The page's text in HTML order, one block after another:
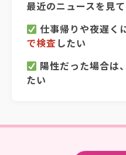
最近のニュースを見
仕事帰りや夜遅く
で検査したい
陽性だった場合は、
たい